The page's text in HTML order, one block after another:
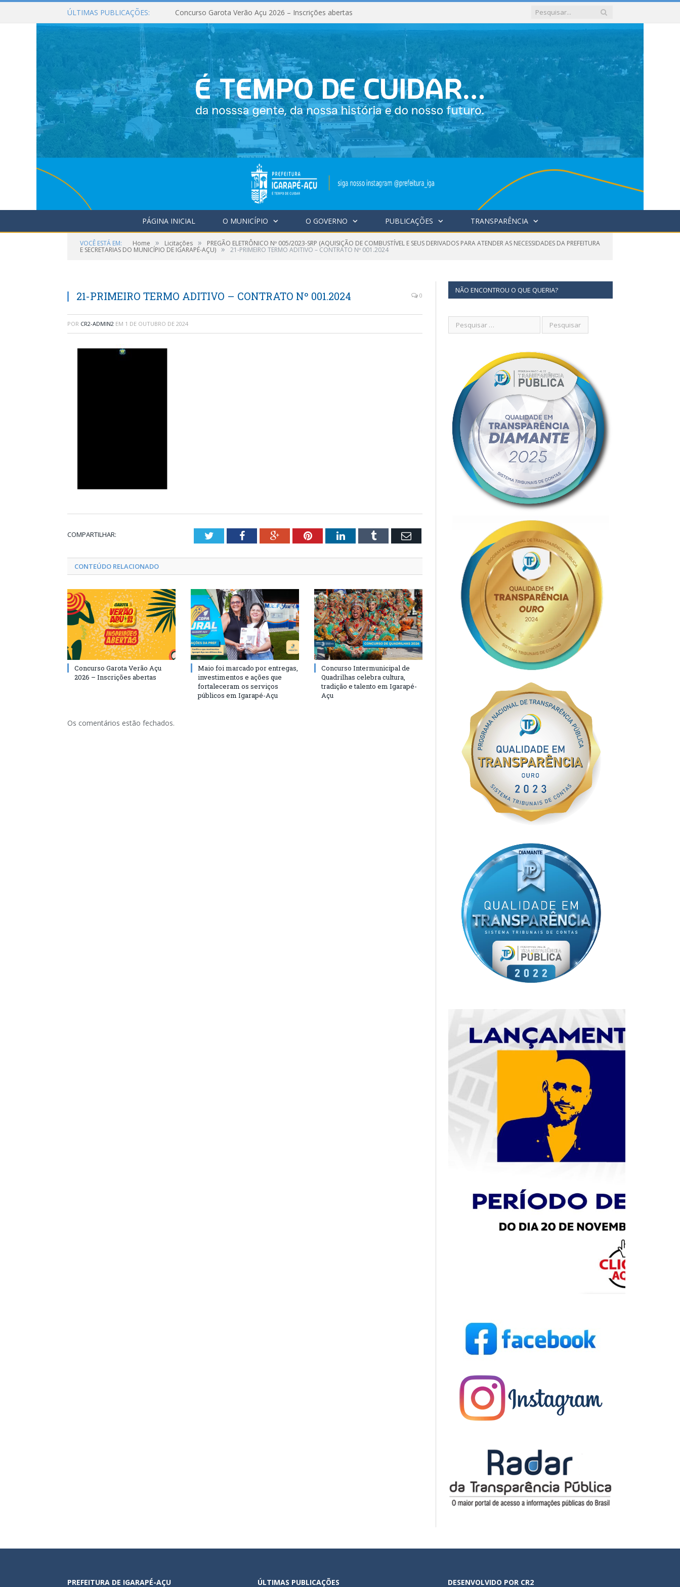
ÚLTIMAS PUBLICAÇÕES: Concurso Garota Verão Açu 2026 – Inscrições abertas
PÁGINA INICIAL O MUNICÍPIO O GOVERNO PUBLICAÇÕES TRANSPARÊNCIA
VOCÊ ESTÁ EM: Home » Licitações » PREGÃO ELETRÔNICO Nº 005/2023-SRP (AQUISIÇÃO DE COMBUSTÍVEL E SEUS DERIVADOS PARA ATENDER AS NECESSIDADES DA PREFEITURA
E SECRETARIAS DO MUNICÍPIO DE IGARAPÉ-AÇU) » 21-PRIMEIRO TERMO ADITIVO – CONTRATO Nº 001.2024
21-PRIMEIRO TERMO ADITIVO – CONTRATO Nº 001.2024 0
POR CR2-ADMIN2 EM 1 DE OUTUBRO DE 2024
COMPARTILHAR: TwitterFacebookGoogle+PinterestLinkedInTumblr Email
CONTEÚDO RELACIONADO
Concurso Garota Verão Açu
2026 – Inscrições abertas
Maio foi marcado por entregas,
investimentos e ações que
fortaleceram os serviços
públicos em Igarapé-Açu
Concurso Intermunicipal de
Quadrilhas celebra cultura,
tradição e talento em Igarapé-
Açu
Os comentários estão fechados.
NÃO ENCONTROU O QUE QUERIA?
PREFEITURA DE IGARAPÉ-AÇU ÚLTIMAS PUBLICAÇÕES DESENVOLVIDO POR CR2